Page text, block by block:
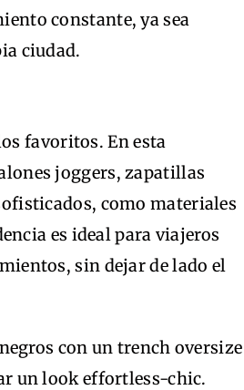
constante, ya sea
ciudad.
favoritos. En esta
joggers, zapatillas
como materiales
es ideal para viajeros
sin dejar de lado el
con un trench oversize
un look effortless-chic.